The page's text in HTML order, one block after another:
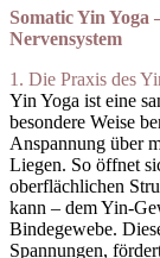
Somatic Yin
Nervensystem
1. Die Praxis des
Yin Yoga ist eine
besondere Weise
Anspannung über
Liegen. So öffnet
oberflächlichen
kann – dem Yin-
Bindegewebe.
Spannungen,